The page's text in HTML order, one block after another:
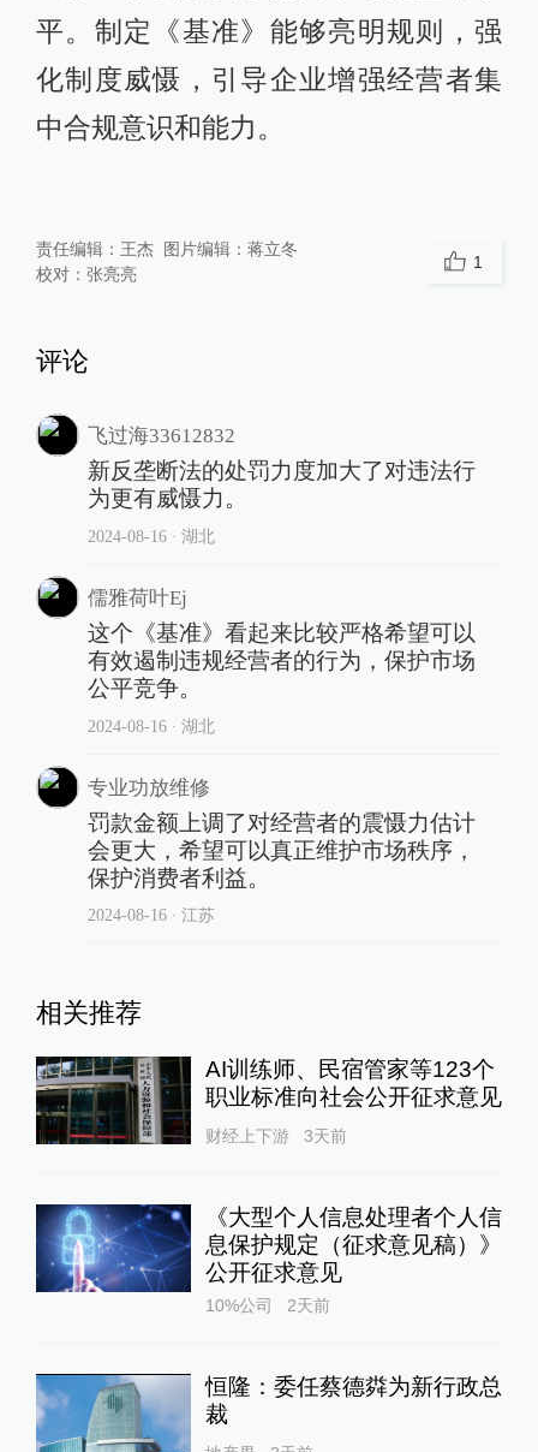
平。制定《基准》能够亮明规则，强
化制度威慑，引导企业增强经营者集
中合规意识和能力。
责任编辑： 王杰 图片编辑： 蒋立冬
校对： 张亮亮
1
评论
飞过海33612832
新反垄断法的处罚力度加大了对违法行
为更有威慑力。
2024-08-16∙ 湖北
儒雅荷叶Ej
这个《基准》看起来比较严格希望可以
有效遏制违规经营者的行为，保护市场
公平竞争。
2024-08-16∙ 湖北
专业功放维修
罚款金额上调了对经营者的震慑力估计
会更大，希望可以真正维护市场秩序，
保护消费者利益。
2024-08-16∙ 江苏
相关推荐
AI训练师、民宿管家等123个
职业标准向社会公开征求意见
财经上下游 3天前
《大型个人信息处理者个人信
息保护规定（征求意见稿）》
公开征求意见
10%公司 2天前
恒隆：委任蔡德粦为新行政总
裁